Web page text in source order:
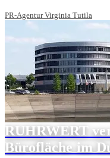
PR-Agentur Virginia Tutila
RUHRWERT
Bürofläche im